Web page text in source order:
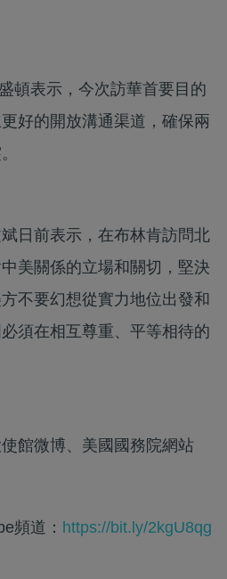
頓表示，今次訪華首要目的
好的開放溝通渠道，確保兩
日前表示，在布林肯訪問北
美關係的立場和關切，堅決
不要幻想從實力地位出發和
須在相互尊重、平等相待的
館微博、美國國務院網站
頻道： https://bit.ly/2kgU8qg